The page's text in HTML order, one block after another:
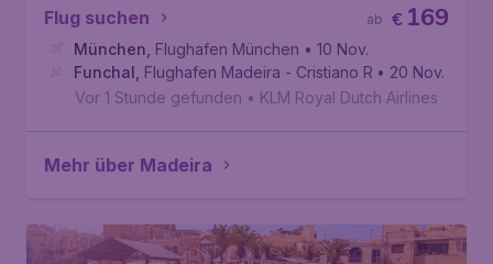
Flug suchen € 169
ab
München Flughafen München • 10 Nov.
Funchal Flughafen Madeira - Cristiano Ronaldo
• 20 Nov.
Vor 1 Stunde gefunden • KLM Royal Dutch Airlines
Mehr über Madeira